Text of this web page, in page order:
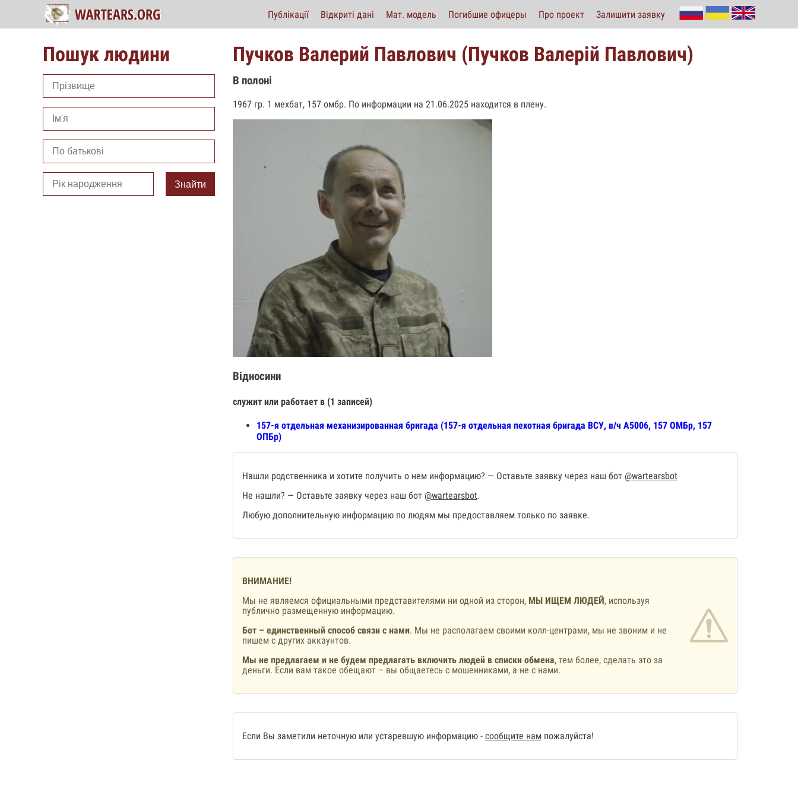
Публікації Відкриті дані Мат. модель Погибшие офицеры Про проект Залишити заявку
Пошук людини
Знайти
Пучков Валерий Павлович (Пучков Валерій Павлович)
В полоні
1967 гр. 1 мехбат, 157 омбр. По информации на 21.06.2025 находится в плену.
Відносини
служит или работает в (1 записей)
157-я отдельная механизированная бригада (157-я отдельная пехотная бригада ВСУ, в/ч А5006, 157 ОМБр, 157
ОПБр)
Нашли родственника и хотите получить о нем информацию? — Оставьте заявку через наш бот @wartearsbot
Не нашли? — Оставьте заявку через наш бот @wartearsbot.
Любую дополнительную информацию по людям мы предоставляем только по заявке.
ВНИМАНИЕ!
Мы не являемся официальными представителями ни одной из сторон, МЫ ИЩЕМ ЛЮДЕЙ, используя
публично размещенную информацию.
Бот – единственный способ связи с нами. Мы не располагаем своими колл-центрами, мы не звоним и не
пишем с других аккаунтов.
Мы не предлагаем и не будем предлагать включить людей в списки обмена, тем более, сделать это за
деньги. Если вам такое обещают – вы общаетесь с мошенниками, а не с нами.
Если Вы заметили неточную или устаревшую информацию - сообщите нам пожалуйста!